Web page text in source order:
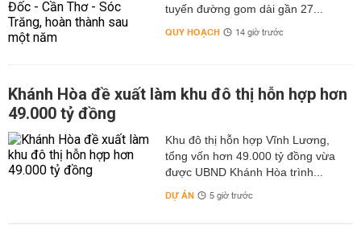
tuyến đường gom dài gần 27...
QUY HOẠCH 14 giờ trước
Khánh Hòa đề xuất làm khu đô thị hỗn hợp hơn
49.000 tỷ đồng
Khu đô thị hỗn hợp Vĩnh Lương,
tổng vốn hơn 49.000 tỷ đồng vừa
được UBND Khánh Hòa trình...
DỰ ÁN 5 giờ trước